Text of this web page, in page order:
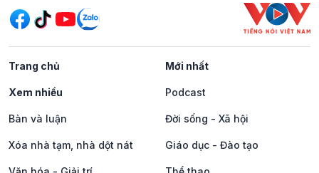
Trang chủ Mới nhất
Xem nhiều Podcast
Bàn và luận Đời sống - Xã hội
Xóa nhà tạm, nhà dột nát Giáo dục - Đào tạo